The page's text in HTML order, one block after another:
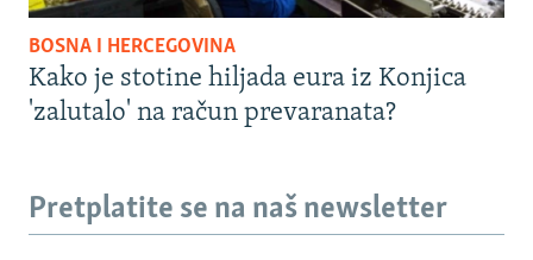
BOSNA I HERCEGOVINA
Kako je stotine hiljada eura iz Konjica
'zalutalo' na račun prevaranata?
Pretplatite se na naš newsletter